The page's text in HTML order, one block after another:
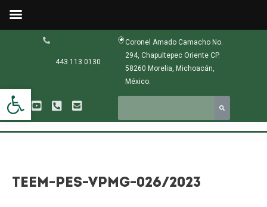
Abrir barra de herramientas
contenido
443 113 0130
Coronel Amado Camacho No.
294, Chapultepec Oriente CP.
58260 Morelia, Michoacán,
México.
TEEM-PES-VPMG-026/2023